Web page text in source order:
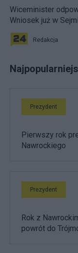
Wiceminister
Wniosek już w
Redakcja
Prezydent
Pierwszy rok
Nawrockiego
Prezydent
Rok z
powrót do